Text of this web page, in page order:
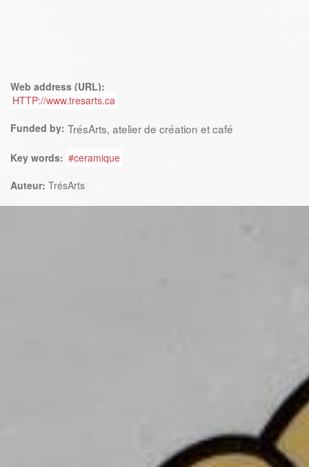
Web address (URL):
HTTP://www.tresarts.ca
Funded by: TrésArts, atelier de création et café
Key words: #ceramique
Auteur: TrésArts